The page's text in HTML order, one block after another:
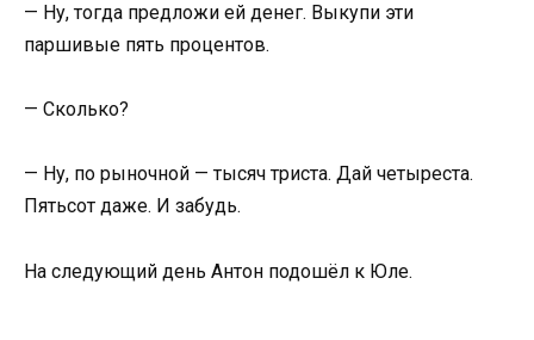
— Ну, тогда предложи ей денег. Выкупи эти
паршивые пять процентов.
— Сколько?
— Ну, по рыночной — тысяч триста. Дай четыреста.
Пятьсот даже. И забудь.
На следующий день Антон подошёл к Юле.